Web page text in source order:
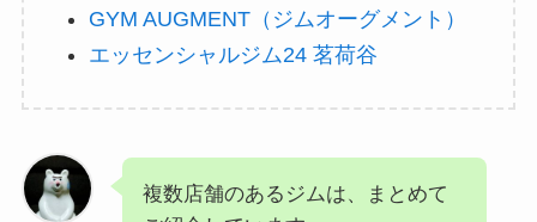
GYM AUGMENT（ジムオーグメント）
エッセンシャルジム24 茗荷谷
複数店舗のあるジムは、まとめて